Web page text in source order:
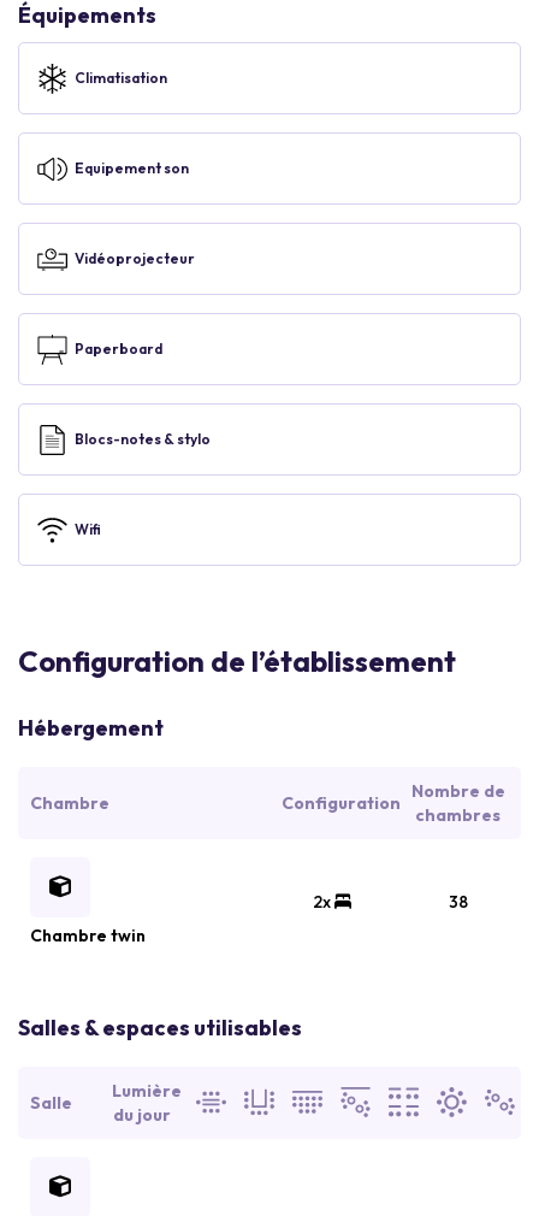
Équipements
Climatisation
Equipement son
Vidéoprojecteur
Paperboard
Blocs-notes & stylo
Wifi
Configuration de l’établissement
Hébergement
Chambre Configuration
Nombre de
chambres
Chambre twin
2x 38
Salles & espaces utilisables
Salle
Lumière
du jour